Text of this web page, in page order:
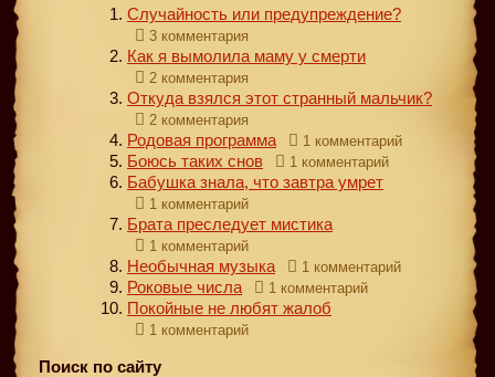
Случайность или предупреждение?
3 комментария
Как я вымолила маму у смерти
2 комментария
Откуда взялся этот странный мальчик?
2 комментария
Родовая программа 1 комментарий
Боюсь таких снов 1 комментарий
Бабушка знала, что завтра умрет
1 комментарий
Брата преследует мистика
1 комментарий
Необычная музыка 1 комментарий
Роковые числа 1 комментарий
Покойные не любят жалоб
1 комментарий
Поиск по сайту